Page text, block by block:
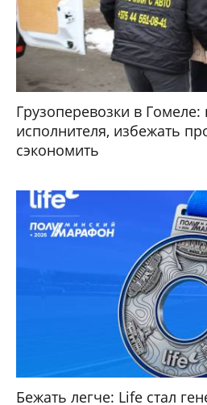
Грузоперевозки в Гомеле:
исполнителя, избежать
сэкономить
Бежать легче: Life стал